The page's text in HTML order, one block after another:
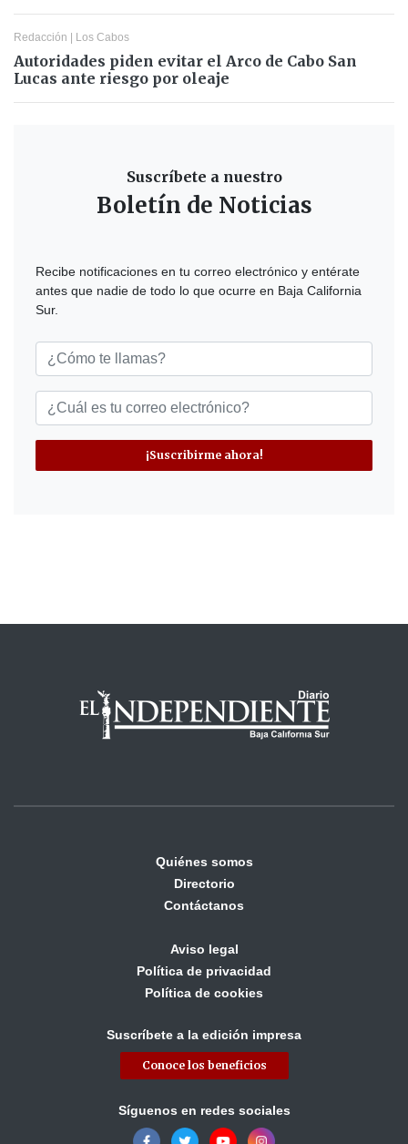
Redacción | Los Cabos
Autoridades piden evitar el Arco de Cabo San
Lucas ante riesgo por oleaje
Suscríbete a nuestro
Boletín de Noticias
Recibe notificaciones en tu correo electrónico y entérate
antes que nadie de todo lo que ocurre en Baja California
Sur.
¡Suscribirme ahora!
Quiénes somos
Directorio
Contáctanos
Aviso legal
Política de privacidad
Política de cookies
Suscríbete a la edición impresa
Conoce los beneficios
Síguenos en redes sociales